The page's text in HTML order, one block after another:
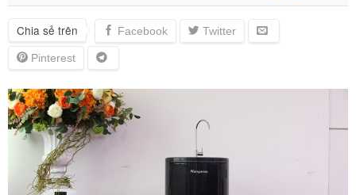
Chia sẻ trên